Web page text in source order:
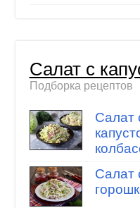
Салат с
Подборка рецептов
Салат
Салат